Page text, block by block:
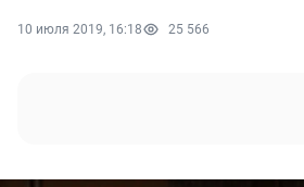
10 июля 2019, 16:18 25 566